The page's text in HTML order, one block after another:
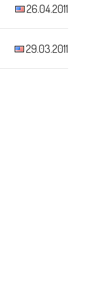
26.04.2011
29.03.2011